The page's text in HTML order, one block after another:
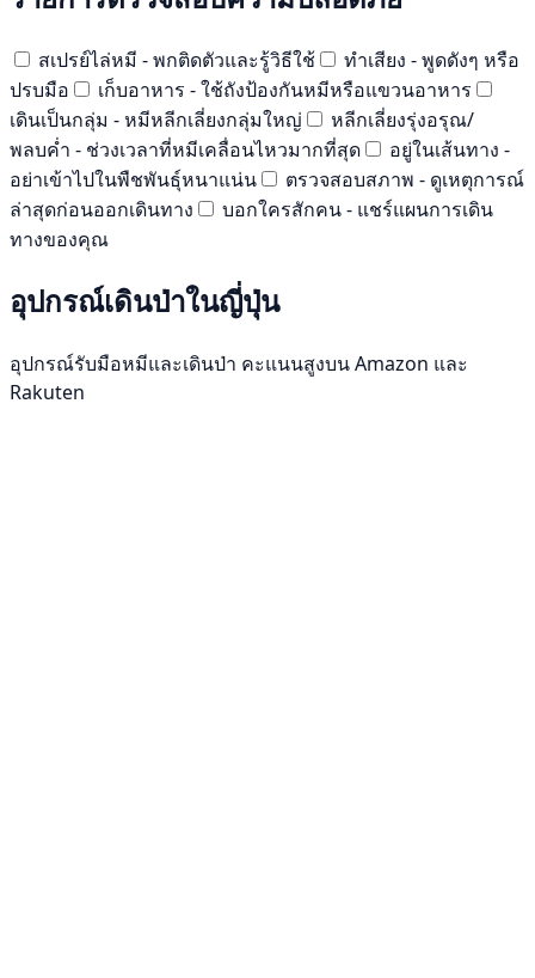
สเปรย์ไล่หมี - พกติดตัวและรู้วิธีใช้
ทำเสียง - พูดดังๆ หรือ
ปรบมือ
เก็บอาหาร - ใช้ถังป้องกันหมีหรือแขวนอาหาร
เดินเป็นกลุ่ม - หมีหลีกเลี่ยงกลุ่มใหญ่
หลีกเลี่ยงรุ่งอรุณ/
พลบค่ำ - ช่วงเวลาที่หมีเคลื่อนไหวมากที่สุด
อยู่ในเส้นทาง -
อย่าเข้าไปในพืชพันธุ์หนาแน่น
ตรวจสอบสภาพ - ดูเหตุการณ์
ล่าสุดก่อนออกเดินทาง
บอกใครสักคน - แชร์แผนการเดิน
ทางของคุณ
อุปกรณ์เดินป่าในญี่ปุ่น
อุปกรณ์รับมือหมีและเดินป่า คะแนนสูงบน Amazon และ
Rakuten